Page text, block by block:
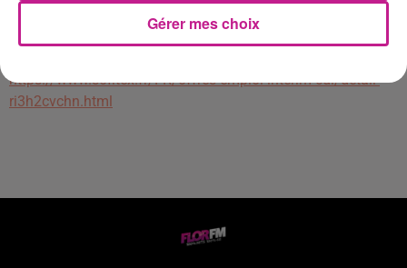
Doté d'un bon relationnel, vous êtes autonome, rigoureux,
dynamique et possédez un bon esprit d'équipe et d'initiative.
https://www.sofitex.fr/FR/offres-emploi-interim-cdi/detail-
ri3h2cvchn.html
Gérer mes choix